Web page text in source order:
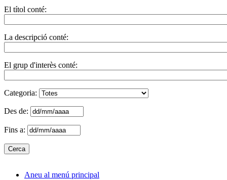
El títol conté:
La descripció conté:
El grup d'interès conté:
Categoria:
Des de:
Fins a:
Aneu al menú principal